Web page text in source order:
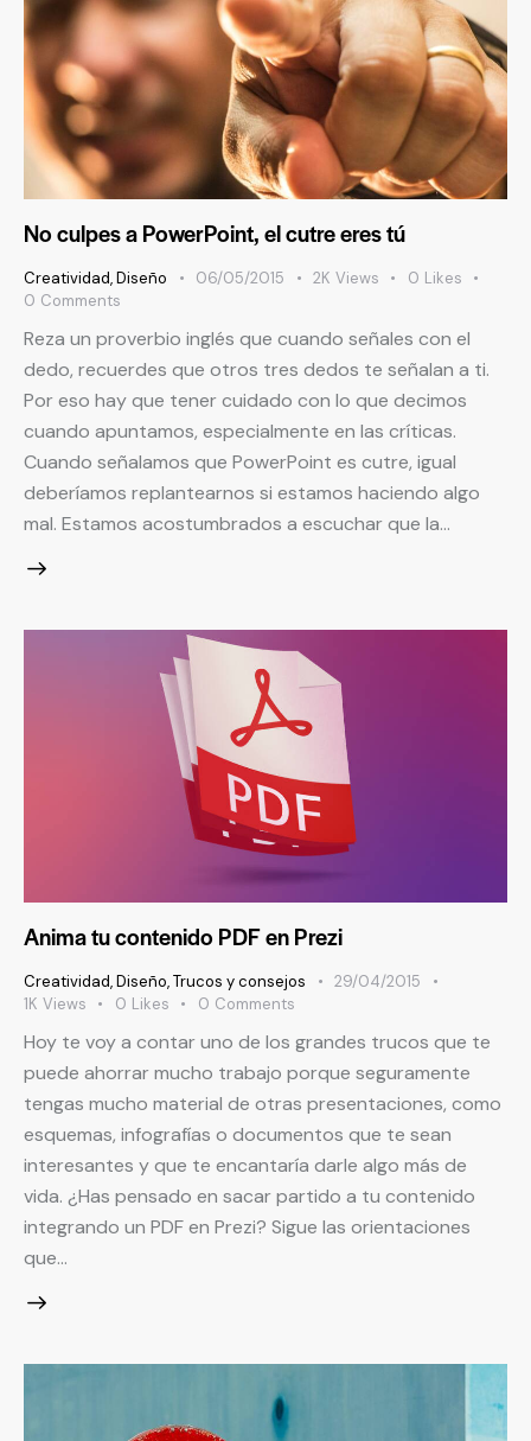
No culpes a PowerPoint, el cutre eres tú
Creatividad,Diseño 06/05/2015 2K Views 0 Likes
0 Comments
Reza un proverbio inglés que cuando señales con el
dedo, recuerdes que otros tres dedos te señalan a ti.
Por eso hay que tener cuidado con lo que decimos
cuando apuntamos, especialmente en las críticas.
Cuando señalamos que PowerPoint es cutre, igual
deberíamos replantearnos si estamos haciendo algo
mal. Estamos acostumbrados a escuchar que la…
Anima tu contenido PDF en Prezi
Creatividad,Diseño,Trucos y consejos
29/04/2015
1K Views 0 Likes 0 Comments
Hoy te voy a contar uno de los grandes trucos que te
puede ahorrar mucho trabajo porque seguramente
tengas mucho material de otras presentaciones, como
esquemas, infografías o documentos que te sean
interesantes y que te encantaría darle algo más de
vida. ¿Has pensado en sacar partido a tu contenido
integrando un PDF en Prezi? Sigue las orientaciones
que…